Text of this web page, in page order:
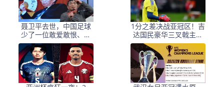
聂卫平去世，中国足球
少了一位敢爱敢恨、敢
说真话的球迷
1分之差决战亚冠区！吉
达国民豪华三叉戟主场
围剿布赖代，5连杀零封
魔咒延续？